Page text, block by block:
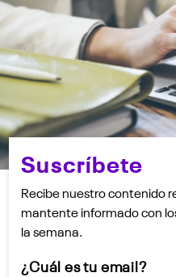
Suscríbete
Recibe nuestro contenido
mantente informado con
la semana.
¿Cuál es tu email?